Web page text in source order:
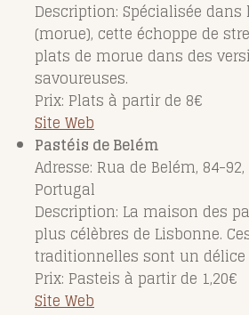
Description: Spécialisée
(morue), cette échoppe de
plats de morue dans des
savoureuses.
Prix: Plats à partir de 8€
Site Web
Pastéis de Belém
Adresse: Rua de Belém, 84-
Portugal
Description: La maison des
plus célèbres de Lisbonne.
traditionnelles sont un
Prix: Pasteis à partir de 1,20€
Site Web